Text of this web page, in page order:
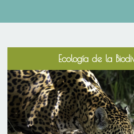
Ecología de la